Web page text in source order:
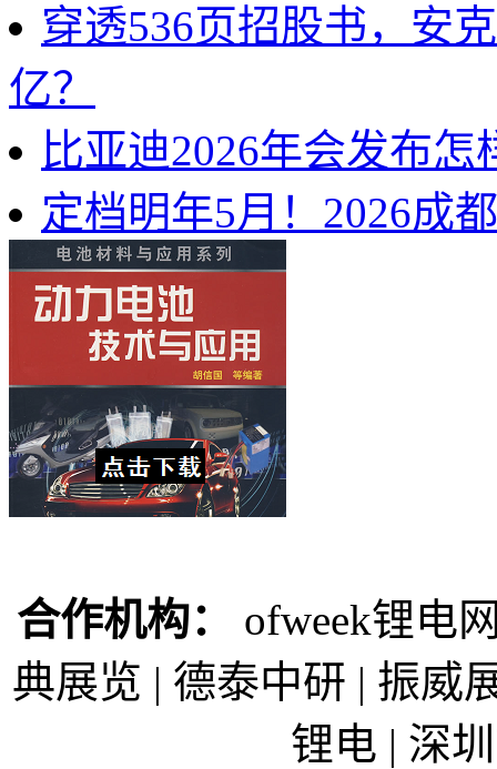
穿透536页招股书，安
亿？
比亚迪2026年会发布
定档明年5月！2026成
合作机构：
ofweek锂电
典展览 | 德泰中研 | 振威
锂电 | 深